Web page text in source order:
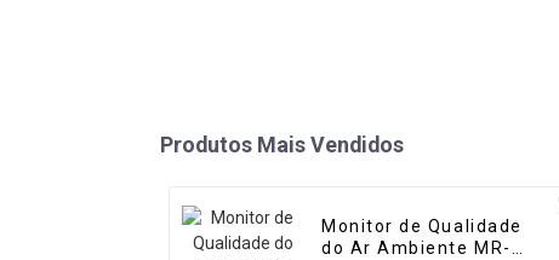
Produtos Mais Vendidos
Monitor de Qualidade
do Ar Ambiente MR-